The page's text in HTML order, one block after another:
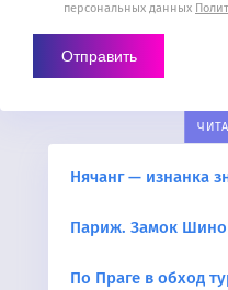
персональных данных
Нячанг — изнанка
Париж. Замок
По Праге в обход